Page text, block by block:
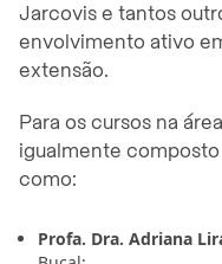
Jarcovis e tantos
envolvimento ativo
extensão.
Para os cursos na
igualmente
como:
Profa. Dra. Adriana